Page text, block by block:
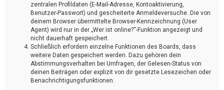
zentralen Profildaten (E-Mail-Adresse, Kontoaktivierung,
Benutzer-Passwort) und gescheiterte Anmeldeversuche. Die von
deinem Browser übermittelte Browser-Kennzeichnung (User
Agent) wird nur in der „Wer ist online?“-Funktion angezeigt und
nicht dauerhaft gespeichert.
Schließlich erfordern einzelne Funktionen des Boards, dass
weitere Daten gespeichert werden. Dazu gehören dein
Abstimmungsverhalten bei Umfragen, der Gelesen-Status von
deinen Beiträgen oder explizit von dir gesetzte Lesezeichen oder
Benachrichtigungsfunktionen.